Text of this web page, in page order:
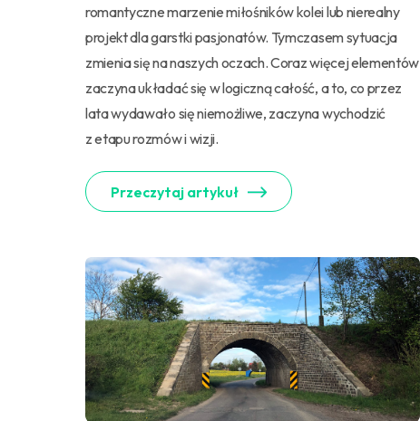
romantyczne marzenie miłośników kolei lub nierealny
projekt dla garstki pasjonatów. Tymczasem sytuacja
zmienia się na naszych oczach. Coraz więcej elementów
zaczyna układać się w logiczną całość, a to, co przez
lata wydawało się niemożliwe, zaczyna wychodzić
z etapu rozmów i wizji.
Przeczytaj artykuł